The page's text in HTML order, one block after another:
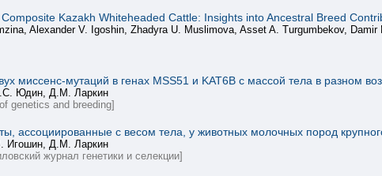
Kazakh Whiteheaded Cattle: Insights into Ancestral Breed
Alexander V. Igoshin, Zhadyra U. Muslimova, Asset A. Turgumbekov,
миссенс-мутаций в генах MSS51 и KAT6B с массой тела в разном
Юдин, Д.М. Ларкин
genetics and breeding]
ассоциированные с весом тела, у животных молочных пород
Игошин, Д.М. Ларкин
журнал генетики и селекции]